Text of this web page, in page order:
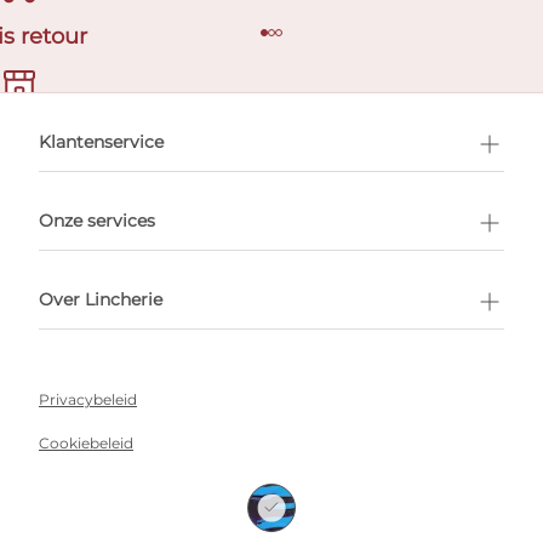
retour
afspraak
Klantenservice
Onze services
Over Lincherie
Privacybeleid
Cookiebeleid